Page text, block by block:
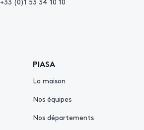
PIASA
La maison
Nos équipes
Nos départements